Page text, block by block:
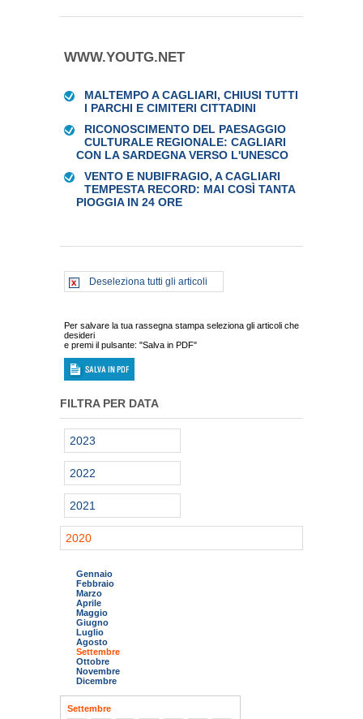
WWW.YOUTG.NET
MALTEMPO A CAGLIARI, CHIUSI TUTTI
I PARCHI E CIMITERI CITTADINI
RICONOSCIMENTO DEL PAESAGGIO
CULTURALE REGIONALE: CAGLIARI
CON LA SARDEGNA VERSO L'UNESCO
VENTO E NUBIFRAGIO, A CAGLIARI
TEMPESTA RECORD: MAI COSÌ TANTA
PIOGGIA IN 24 ORE
Deseleziona tutti gli articoli
Per salvare la tua rassegna stampa seleziona gli articoli che
desideri
e premi il pulsante: "Salva in PDF"
FILTRA PER DATA
2023
2022
2021
2020
Gennaio
Febbraio
Marzo
Aprile
Maggio
Giugno
Luglio
Agosto
Settembre
Ottobre
Novembre
Dicembre
Settembre